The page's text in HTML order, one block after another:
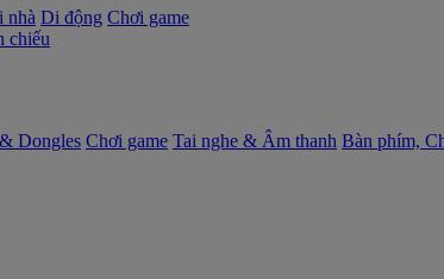
nhà Di động Chơi game
chiếu
Dongles Chơi game Tai nghe & Âm thanh Bàn phím,